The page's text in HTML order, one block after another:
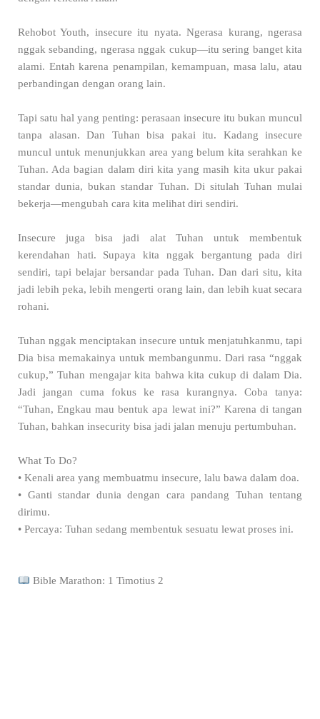
Rehobot Youth, insecure itu nyata. Ngerasa kurang, ngerasa
nggak sebanding, ngerasa nggak cukup—itu sering banget kita
alami. Entah karena penampilan, kemampuan, masa lalu, atau
perbandingan dengan orang lain.
Tapi satu hal yang penting: perasaan insecure itu bukan muncul
tanpa alasan. Dan Tuhan bisa pakai itu. Kadang insecure
muncul untuk menunjukkan area yang belum kita serahkan ke
Tuhan. Ada bagian dalam diri kita yang masih kita ukur pakai
standar dunia, bukan standar Tuhan. Di situlah Tuhan mulai
bekerja—mengubah cara kita melihat diri sendiri.
Insecure juga bisa jadi alat Tuhan untuk membentuk
kerendahan hati. Supaya kita nggak bergantung pada diri
sendiri, tapi belajar bersandar pada Tuhan. Dan dari situ, kita
jadi lebih peka, lebih mengerti orang lain, dan lebih kuat secara
rohani.
Tuhan nggak menciptakan insecure untuk menjatuhkanmu, tapi
Dia bisa memakainya untuk membangunmu. Dari rasa “nggak
cukup,” Tuhan mengajar kita bahwa kita cukup di dalam Dia.
Jadi jangan cuma fokus ke rasa kurangnya. Coba tanya:
“Tuhan, Engkau mau bentuk apa lewat ini?” Karena di tangan
Tuhan, bahkan insecurity bisa jadi jalan menuju pertumbuhan.
What To Do?
• Kenali area yang membuatmu insecure, lalu bawa dalam doa.
• Ganti standar dunia dengan cara pandang Tuhan tentang
dirimu.
• Percaya: Tuhan sedang membentuk sesuatu lewat proses ini.
Bible Marathon: 1 Timotius 2